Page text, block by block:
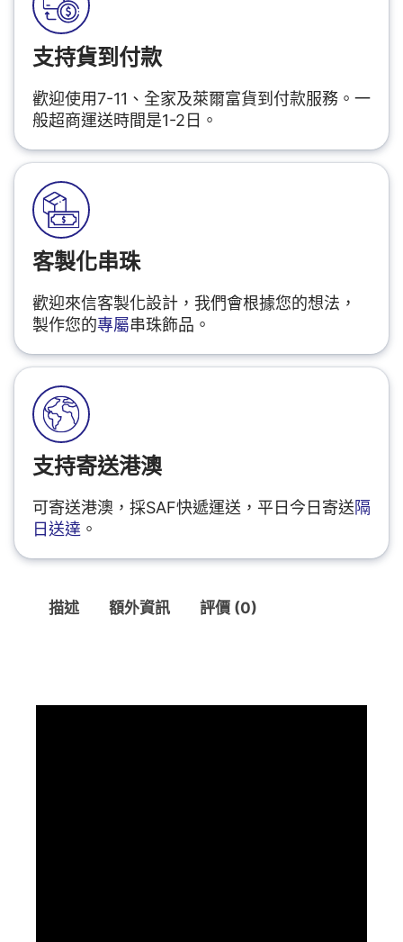
支持貨到付款
歡迎使用7-11、全家及萊爾富貨到付款服務。一
般超商運送時間是1-2日。
客製化串珠
歡迎來信客製化設計，我們會根據您的想法，
製作您的專屬串珠飾品。
支持寄送港澳
可寄送港澳，採SAF快遞運送，平日今日寄送隔
日送達 。
描述 額外資訊 評價 (0)